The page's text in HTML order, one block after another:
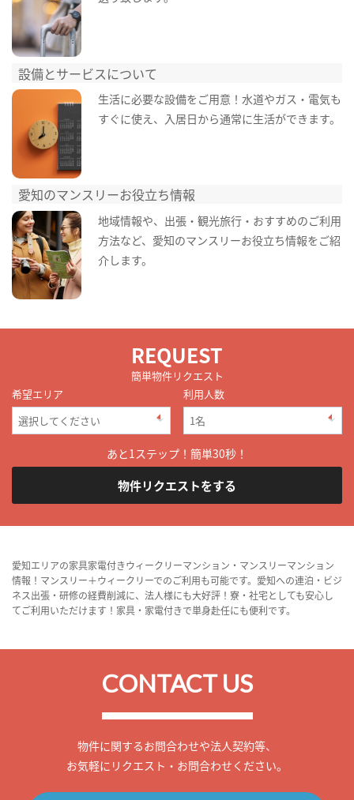
設備とサービスについて
生活に必要な設備をご用意！水道やガス・電気も
すぐに使え、入居日から通常に生活ができます。
愛知のマンスリーお役立ち情報
地域情報や、出張・観光旅行・おすすめのご利用
方法など、愛知のマンスリーお役立ち情報をご紹
介します。
REQUEST
簡単物件リクエスト
希望エリア
利用人数
あと1ステップ！簡単30秒！
物件リクエストをする
愛知エリアの家具家電付きウィークリーマンション・マンスリーマンション
情報！マンスリー＋ウィークリーでのご利用も可能です。愛知への連泊・ビジ
ネス出張・研修の経費削減に、法人様にも大好評！寮・社宅としても安心し
てご利用いただけます！家具・家電付きで単身赴任にも便利です。
CONTACT US
物件に関するお問合わせや法人契約等、
お気軽にリクエスト・お問合わせください。